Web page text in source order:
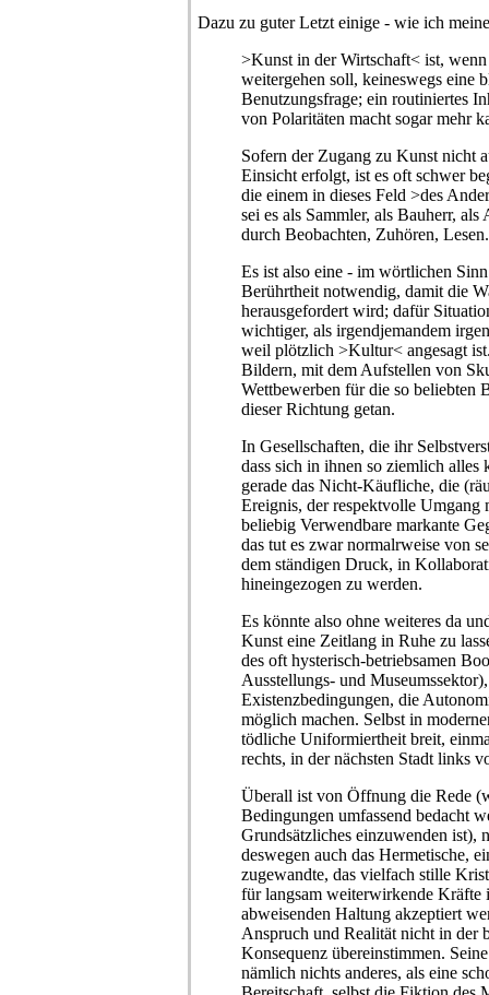
Dazu zu guter Letzt einige - wie ich
>Kunst in der Wirtschaft< ist, wenn
weitergehen soll, keineswegs eine
Benutzungsfrage; ein routiniertes
von Polaritäten macht sogar mehr
Sofern der Zugang zu Kunst nicht
Einsicht erfolgt, ist es oft schwer
die einem in dieses Feld >des
sei es als Sammler, als Bauherr, als
durch Beobachten, Zuhören, Lesen.
Es ist also eine - im wörtlichen
Berührtheit notwendig, damit die
herausgefordert wird; dafür
wichtiger, als irgendjemandem
weil plötzlich >Kultur< angesagt
Bildern, mit dem Aufstellen von
Wettbewerben für die so beliebten
dieser Richtung getan.
In Gesellschaften, die ihr
dass sich in ihnen so ziemlich alles
gerade das Nicht-Käufliche, die
Ereignis, der respektvolle Umgang
beliebig Verwendbare markante
das tut es zwar normalrweise von
dem ständigen Druck, in
hineingezogen zu werden.
Es könnte also ohne weiteres da
Kunst eine Zeitlang in Ruhe zu
des oft hysterisch-betriebsamen
Ausstellungs- und
Existenzbedingungen, die
möglich machen. Selbst in
tödliche Uniformiertheit breit,
rechts, in der nächsten Stadt links
Überall ist von Öffnung die Rede
Bedingungen umfassend bedacht
Grundsätzliches einzuwenden ist),
deswegen auch das Hermetische,
zugewandte, das vielfach stille
für langsam weiterwirkende Kräfte
abweisenden Haltung akzeptiert
Anspruch und Realität nicht in der
Konsequenz übereinstimmen.
nämlich nichts anderes, als eine